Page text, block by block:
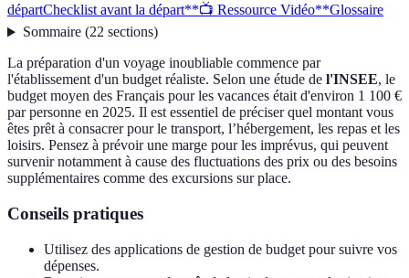
départChecklist avant la départ**📺 Ressource Vidéo**Glossaire
Sommaire(22 sections)
La préparation d'un voyage inoubliable commence par
l'établissement d'un budget réaliste. Selon une étude de l'INSEE, le
budget moyen des Français pour les vacances était d'environ 1 100 €
par personne en 2025. Il est essentiel de préciser quel montant vous
êtes prêt à consacrer pour le transport, l’hébergement, les repas et les
loisirs. Pensez à prévoir une marge pour les imprévus, qui peuvent
survenir notamment à cause des fluctuations des prix ou des besoins
supplémentaires comme des excursions sur place.
Conseils pratiques
Utilisez des applications de gestion de budget pour suivre vos
dépenses.